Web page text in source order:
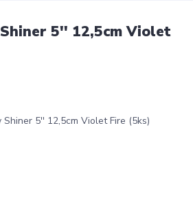
Shiner 5'' 12,5cm Violet